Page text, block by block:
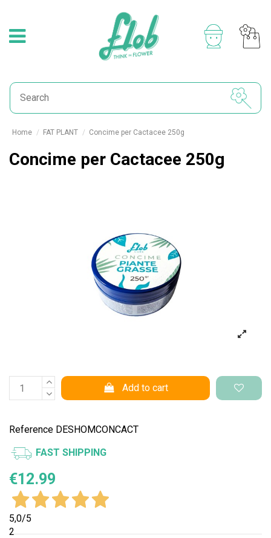
Home FAT PLANT Concime per Cactacee 250g
Concime per Cactacee 250g
Add to cart
Reference DESHOMCONCACT
FAST SHIPPING
€12.99
5,0/5
2